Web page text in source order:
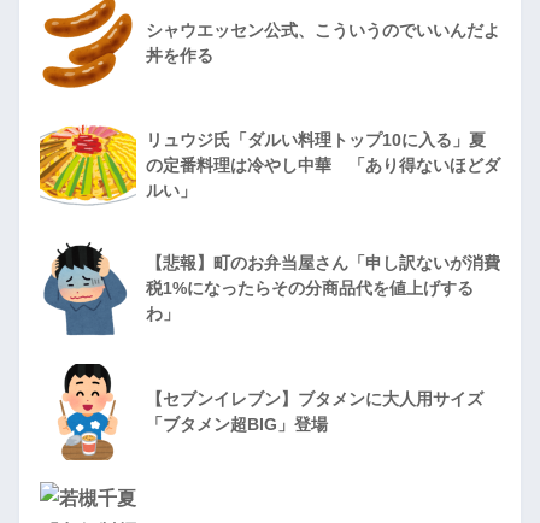
シャウエッセン公式、こういうのでいいんだよ
丼を作る
リュウジ氏「ダルい料理トップ10に入る」夏
の定番料理は冷やし中華 「あり得ないほどダ
ルい」
【悲報】町のお弁当屋さん「申し訳ないが消費
税1%になったらその分商品代を値上げする
わ」
【セブンイレブン】ブタメンに大人用サイズ
「ブタメン超BIG」登場